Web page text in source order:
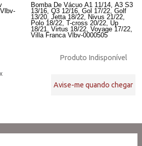
Bomba De Vácuo A1 11/14, A3 S3
13/16, Q3 12/16, Gol 17/22, Golf
13/20, Jetta 18/22, Nivus 21/22,
Polo 18/22, T-cross 20/22, Up
18/21, Virtus 18/22, Voyage 17/22,
Villa Franca Vlbv-0000505
Produto Indisponível
Avise-me quando chegar